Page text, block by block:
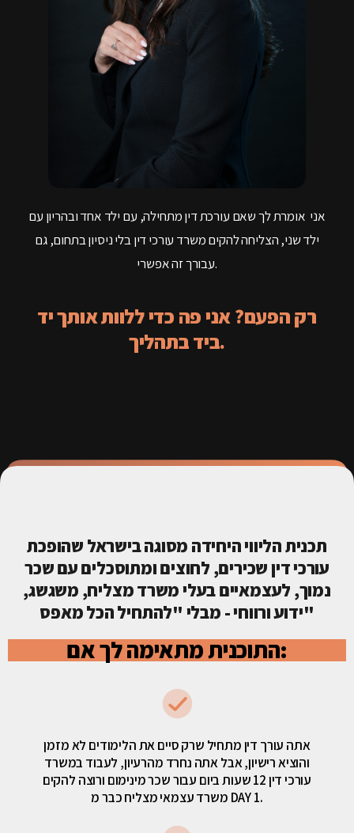
אני אומרת לך שאם עורכת דין מתחילה, עם ילד אחד ובהריון עם
ילד שני, הצליחה להקים משרד עורכי דין בלי ניסיון בתחום, גם
עבורך זה אפשרי.
רק הפעם? אני פה כדי ללוות אותך יד
ביד בתהליך.
תכנית הליווי היחידה מסוגה בישראל שהופכת
עורכי דין שכירים, לחוצים ומתוסכלים עם שכר
נמוך, לעצמאיים בעלי משרד מצליח, משגשג,
ידוע ורווחי - מבלי "להתחיל הכל מאפס"
התוכנית מתאימה לך אם:
אתה עורך דין מתחיל שרק סיים את הלימודים לא מזמן
והוציא רישיון, אבל אתה נחרד מהרעיון, לעבוד במשרד
עורכי דין 12 שעות ביום עבור שכר מינימום ורוצה להקים
משרד עצמאי מצליח כבר מ DAY 1.